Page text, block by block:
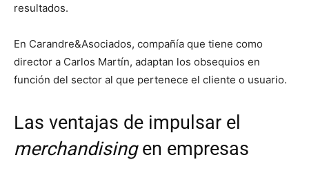
resultados.
En Carandre&Asociados, compañía que tiene como
director a Carlos Martín, adaptan los obsequios en
función del sector al que pertenece el cliente o usuario.
Las ventajas de impulsar el
merchandisingen empresas